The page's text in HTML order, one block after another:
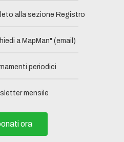
alla sezione Registro​
a MapMan" (email)
periodici
mensile
ora